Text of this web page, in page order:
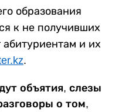
образования
к не получивших
абитуриентам и их
.
объятия, слезы
о том,